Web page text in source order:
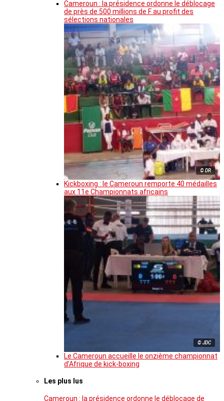
Cameroun : la présidence ordonne le déblocage
de près de 500 millions de F au profit des
sélections nationales
© DR
Kickboxing : le Cameroun remporte 40 médailles
aux 11e Championnats africains
© JDC
Le Cameroun accueille le onzième championnat
d’Afrique de kick-boxing
Les plus lus
Cameroun : la présidence ordonne le déblocage de